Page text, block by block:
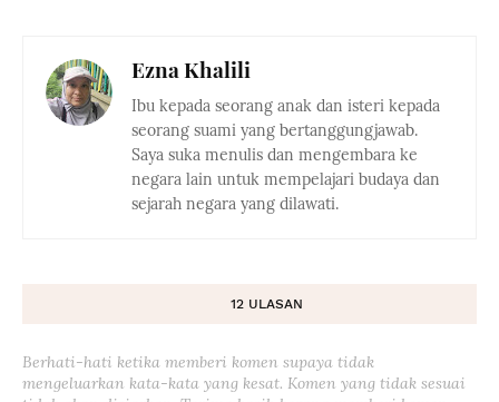
Ezna Khalili
Ibu kepada seorang anak dan isteri kepada
seorang suami yang bertanggungjawab.
Saya suka menulis dan mengembara ke
negara lain untuk mempelajari budaya dan
sejarah negara yang dilawati.
12 ULASAN
Berhati-hati ketika memberi komen supaya tidak
mengeluarkan kata-kata yang kesat. Komen yang tidak sesuai